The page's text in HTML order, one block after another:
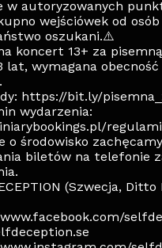
w autoryzowanych
wejściówek od
oszukani.⚠️
koncert 13+ za
lat, wymagana obecność
https://bit.ly/
wydarzenia:
o środowisko
biletów na telefonie
(Szwecja,